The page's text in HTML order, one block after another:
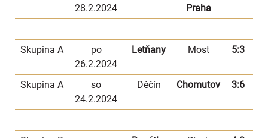
28.2.2024
Praha
Skupina A
po
26.2.2024
Letňany Most 5:3
Skupina A
so
24.2.2024
Děčín Chomutov 3:6